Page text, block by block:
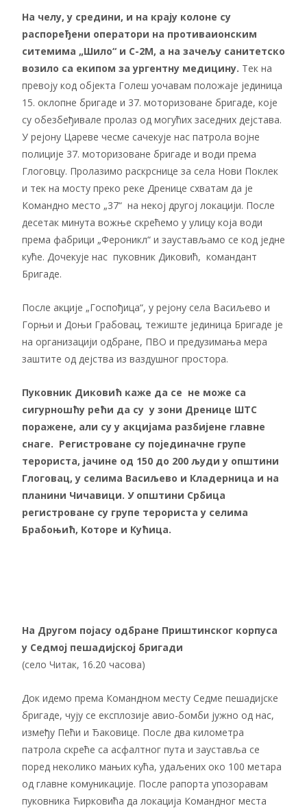
На челу, у средини, и на крају колоне су
распоређени оператори на противаионским
ситемима „Шило“ и С-2М, а на зачељу санитетско
возило са екипом за ургентну медицину. Тек на
превоју код објекта Голеш уочавам положаје јединица
15. оклопне бригаде и 37. моторизоване бригаде, које
су обезбеђивале пролаз од могућих заседних дејстава.
У рејону Цареве чесме сачекује нас патрола војне
полиције 37. моторизоване бригаде и води према
Глоговцу. Пролазимо раскрснице за села Нови Поклек
и тек на мосту преко реке Дренице схватам да је
Командно место „37“ на некој другој локацији. После
десетак минута вожње скрећемо у улицу која води
према фабрици „Фероникл“ и заустављамо се код једне
куће. Дочекује нас пуковник Диковић, командант
Бригаде.
После акције „Госпођица“, у рејону села Васиљево и
Горњи и Доњи Грабовац, тежиште јединица Бригаде је
на организацији одбране, ПВО и предузимања мера
заштите од дејства из ваздушног простора.
Пуковник Диковић каже да се не може са
сигурношћу рећи да су у зони Дренице ШТС
поражене, али су у акцијама разбијене главне
снаге. Регистроване су појединачне групе
терориста, јачине од 150 до 200 људи у општини
Глоговац, у селима Васиљево и Кладерница и на
планини Чичавици. У општини Србица
регистроване су групе терориста у селима
Брабоњић, Которе и Кућица.
На Другом појасу одбране Приштинског корпуса
у Седмој пешадијској бригади
(село Читак, 16.20 часова)
Док идемо према Командном месту Седме пешадијске
бригаде, чују се експлозије авио-бомби јужно од нас,
између Пећи и Ђаковице. После два километра
патрола скреће са асфалтног пута и зауставља се
поред неколико мањих кућа, удаљених око 100 метара
од главне комуникације. После рапорта упозоравам
пуковника Ћирковића да локација Командног места